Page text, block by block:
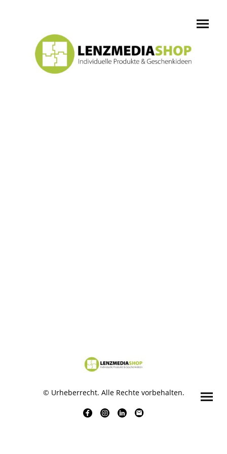
© Urheberrecht. Alle Rechte vorbehalten.